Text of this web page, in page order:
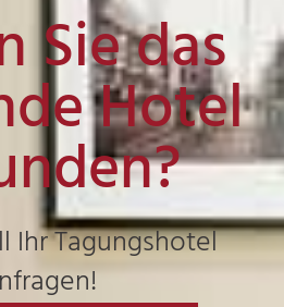
Sie das
Hotel
Ihr Tagungshotel